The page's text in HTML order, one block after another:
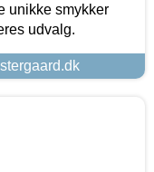
unikke smykker
udvalg.